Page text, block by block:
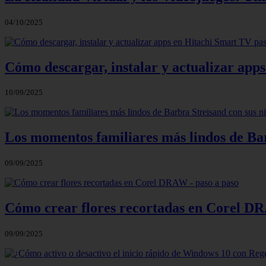
04/10/2025
Cómo descargar, instalar y actualizar
10/09/2025
Los momentos familiares más lindos de
09/09/2025
Cómo crear flores recortadas en Corel
09/09/2025